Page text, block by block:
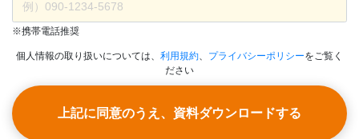
※携帯電話推奨
個人情報の取り扱いについては、 利用規約、 プライバシーポリシーをご覧く
ださい
上記に同意のうえ、資料ダウンロードする